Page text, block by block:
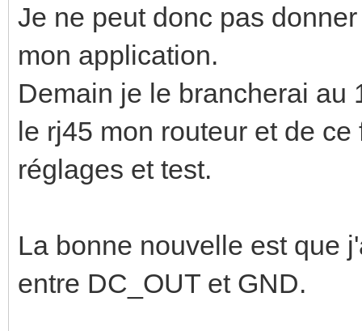
Je ne peut donc pas
mon application.
Demain je le brancherai au
le rj45 mon routeur et de
réglages et test.
La bonne nouvelle est que
entre DC_OUT et GND.